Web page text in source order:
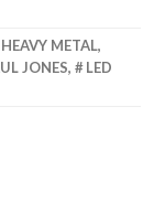
HEAVY METAL,
JONES,
LED